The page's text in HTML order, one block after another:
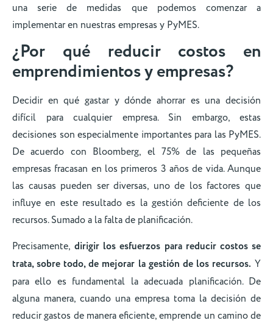
una serie de medidas que podemos comenzar a
implementar en nuestras empresas y PyMES.
¿Por qué reducir costos en
emprendimientos y empresas?
Decidir en qué gastar y dónde ahorrar es una decisión
difícil para cualquier empresa. Sin embargo, estas
decisiones son especialmente importantes para las PyMES.
De acuerdo con Bloomberg, el 75% de las pequeñas
empresas fracasan en los primeros 3 años de vida. Aunque
las causas pueden ser diversas, uno de los factores que
influye en este resultado es la gestión deficiente de los
recursos. Sumado a la falta de planificación.
Precisamente,dirigir los esfuerzos para reducir costos se
trata, sobre todo, de mejorar la gestión de los recursos. Y
para ello es fundamental la adecuada planificación. De
alguna manera, cuando una empresa toma la decisión de
reducir gastos de manera eficiente, emprende un camino de